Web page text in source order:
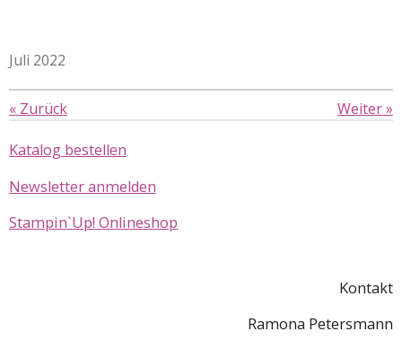
Juli 2022
« Zurück Weiter»
Katalog bestellen
Newsletter anmelden
Stampin`Up! Onlineshop
Kontakt
Ramona Petersmann